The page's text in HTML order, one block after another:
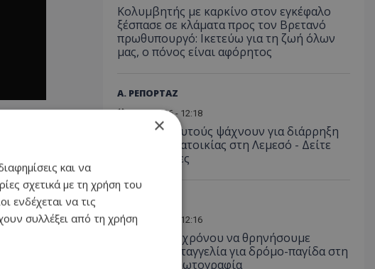
Κολυμβητής με καρκίνο στον εγκέφαλο
ξέσπασε σε κλάματα προς τον Βρετανό
πρωθυπουργό: Ικετεύω για τη ζωή όλων
μας, ο πόνος είναι αφόρητος
Α. ΡΕΠΟΡΤΑΖ
06.08.2026 - 12:18
Προσοχή: Αυτούς ψάχνουν για διάρρηξη
και κλοπή κατοικίας στη Λεμεσό - Δείτε
φωτογραφίες
06.08.2026 - 12:16
«Είναι θέμα χρόνου να θρηνήσουμε
θύματα»: Καταγγελία για δρόμο-παγίδα στη
Λάρνακα - Φωτογραφία
×
και να
σχετικά με τη χρήση του
ενδέχεται να τις
συλλέξει από τη χρήση